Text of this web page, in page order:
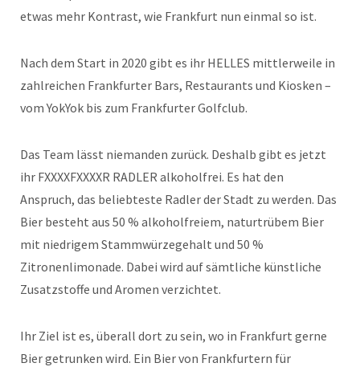
etwas mehr Kontrast, wie Frankfurt nun einmal so ist.
Nach dem Start in 2020 gibt es ihr HELLES mittlerweile in
zahlreichen Frankfurter Bars, Restaurants und Kiosken –
vom YokYok bis zum Frankfurter Golfclub.
Das Team lässt niemanden zurück. Deshalb gibt es jetzt
ihr FXXXXFXXXXR RADLER alkoholfrei. Es hat den
Anspruch, das beliebteste Radler der Stadt zu werden. Das
Bier besteht aus 50 % alkoholfreiem, naturtrübem Bier
mit niedrigem Stammwürzegehalt und 50 %
Zitronenlimonade. Dabei wird auf sämtliche künstliche
Zusatzstoffe und Aromen verzichtet.
Ihr Ziel ist es, überall dort zu sein, wo in Frankfurt gerne
Bier getrunken wird. Ein Bier von Frankfurtern für